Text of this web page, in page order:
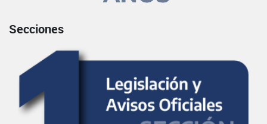
Secciones